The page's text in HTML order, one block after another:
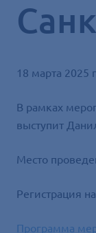
18 марта 2025
В рамках
выступит
Место
Регистрация
Программа